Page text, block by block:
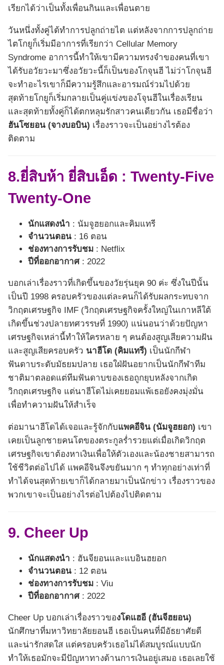
เรียกได้ว่าเป็นทั้งเพื่อนกินและเพื่อนตาย
วันหนึ่งทั้งคู่ได้ทำการปลูกถ่ายไต แต่หลังจากการปลูกถ่าย
ไตโกยูก็เริ่มมีอาการที่เรียกว่า Cellular Memory
Syndrome อาการนี้ทำให้เขามีความทรงจำของคนที่เขา
ได้รับอวัยวะมาซึ่งอวัยวะนี้ก็เป็นของโกจุนฮี ไม่ว่าโกจุนฮี
จะทำอะไรเขาก็มีความรู้สึกและอารมณ์ร่วมไปด้วย
สุดท้ายโกยูก็เริ่มกลายเป็นคู่แข่งของโจุนฮีในเรื่องเรียน
และสุดท้ายทั้งคู่ก็ได้ตกหลุมรักสาวคนเดียวกัน เธอมีชื่อว่า
ฮันโซยอน (จางบอบิน) เรื่องราวจะเป็นอย่างไรต้อง
ติดตาม
8.ยี่สิบห้า ยี่สิบเอ็ด : Twenty-Five
Twenty-One
นักแสดงนำ : นัมจูฮยอกและคิมแทรี
จำนวนตอน : 16 ตอน
ช่องทางการรับชม : Netflix
ปีที่ออกอากาศ : 2022
บอกเล่าเรื่องราวที่เกิดขึ้นของวัยรุ่นยุค 90 ค่ะ ซึ่งในปีนั้น
เป็นปี 1998 ครอบครัวของแต่ละคนก็ได้รับผลกระทบจาก
วิกฤตเศรษฐกิจ IMF (วิกฤตเศรษฐกิจครั้งใหญ่ในเกาหลีใต้
เกิดขึ้นช่วงปลายทศวรรษที่ 1990) แน่นอนว่าด้วยปัญหา
เศรษฐกิจเหล่านี้ทำให้ใครหลาย ๆ คนต้องสูญเสียความฝัน
และสูญเสียครอบครัว นาฮีโด (คิมแทรี) เป็นนักกีฬา
ฟันดาบระดับมัธยมปลาย เธอใฝ่ฝันอยากเป็นนักกีฬาทีม
ชาติมาตลอดแต่ทีมฟันดาบของเธอถูกยุบหลังจากเกิด
วิกฤตเศรษฐกิจ แต่นาฮีโดไม่เคยยอมแพ้เธอยังคงมุ่งมั่น
เพื่อทำความฝันให้สำเร็จ
ต่อมานาฮีโดได้เจอและรู้จักกับแพคอีจิน (นัมจูฮยอก) เขา
เคยเป็นลูกชายคนโตของตระกูลร่ำรวยแต่เมื่อเกิดวิกฤต
เศรษฐกิจเขาต้องหาเงินเพื่อให้ตัวเองและน้องชายสามารถ
ใช้ชีวิตต่อไปได้ แพคอีจินจึงขยันมาก ๆ ทำทุกอย่างเท่าที่
ทำได้จนสุดท้ายเขาก็ได้กลายมาเป็นนักข่าว เรื่องราวของ
พวกเขาจะเป็นอย่างไรต่อไปต้องไปติดตาม
9. Cheer Up
นักแสดงนำ : ฮันจียอนและแบอินฮยอก
จำนวนตอน : 12 ตอน
ช่องทางการรับชม : Viu
ปีที่ออกอากาศ : 2022
Cheer Up บอกเล่าเรื่องราวของโดแฮอี (ฮันจีฮยอน)
นักศึกษาที่มหาวิทยาลัยยอนฮี เธอเป็นคนที่มีอัธยาศัยดี
และน่ารักสดใส แต่ครอบครัวเธอไม่ได้สมบูรณ์แบบนัก
ทำให้เธอมักจะมีปัญหาทางด้านการเงินอยู่เสมอ เธอเลยใช้